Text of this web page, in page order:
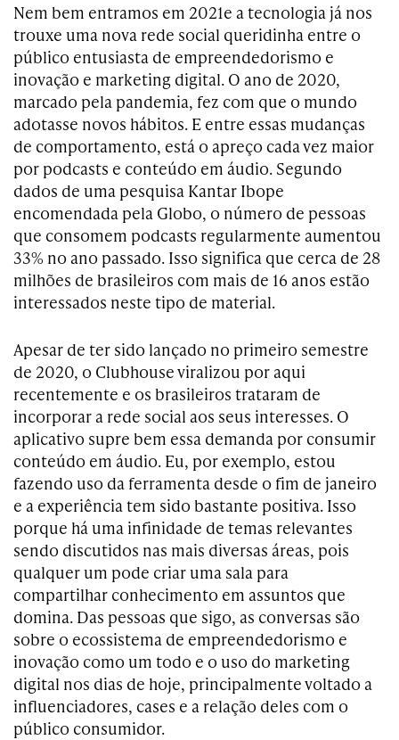
Nem bem entramos em 2021e a tecnologia já nos
trouxe uma nova rede social queridinha entre o
público entusiasta de empreendedorismo e
inovação e marketing digital. O ano de 2020,
marcado pela pandemia, fez com que o mundo
adotasse novos hábitos. E entre essas mudanças
de comportamento, está o apreço cada vez maior
por podcasts e conteúdo em áudio. Segundo
dados de uma pesquisa Kantar Ibope
encomendada pela Globo, o número de pessoas
que consomem podcasts regularmente aumentou
33% no ano passado. Isso significa que cerca de 28
milhões de brasileiros com mais de 16 anos estão
interessados neste tipo de material.
Apesar de ter sido lançado no primeiro semestre
de 2020, o Clubhouse viralizou por aqui
recentemente e os brasileiros trataram de
incorporar a rede social aos seus interesses. O
aplicativo supre bem essa demanda por consumir
conteúdo em áudio. Eu, por exemplo, estou
fazendo uso da ferramenta desde o fim de janeiro
e a experiência tem sido bastante positiva. Isso
porque há uma infinidade de temas relevantes
sendo discutidos nas mais diversas áreas, pois
qualquer um pode criar uma sala para
compartilhar conhecimento em assuntos que
domina. Das pessoas que sigo, as conversas são
sobre o ecossistema de empreendedorismo e
inovação como um todo e o uso do marketing
digital nos dias de hoje, principalmente voltado a
influenciadores, cases e a relação deles com o
público consumidor.